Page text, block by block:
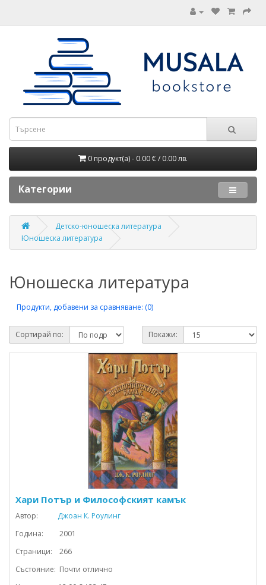
0 продукт(а) - 0.00 € / 0.00 лв.
Категории
Детско-юношеска литература
Юношеска литература
Юношеска литература
Продукти, добавени за сравняване: (0)
Сортирай по: Покажи:
Хари Потър и Философският камък
Автор:
Джоан К. Роулинг
Година: 2001
Страници: 266
Състояние: Почти отлично